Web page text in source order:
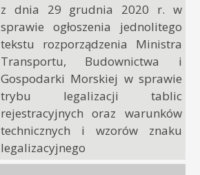
z dnia 29 grudnia 2020 r. w
sprawie ogłoszenia jednolitego
tekstu rozporządzenia Ministra
Transportu, Budownictwa i
Gospodarki Morskiej w sprawie
trybu legalizacji tablic
rejestracyjnych oraz warunków
technicznych i wzorów znaku
legalizacyjnego